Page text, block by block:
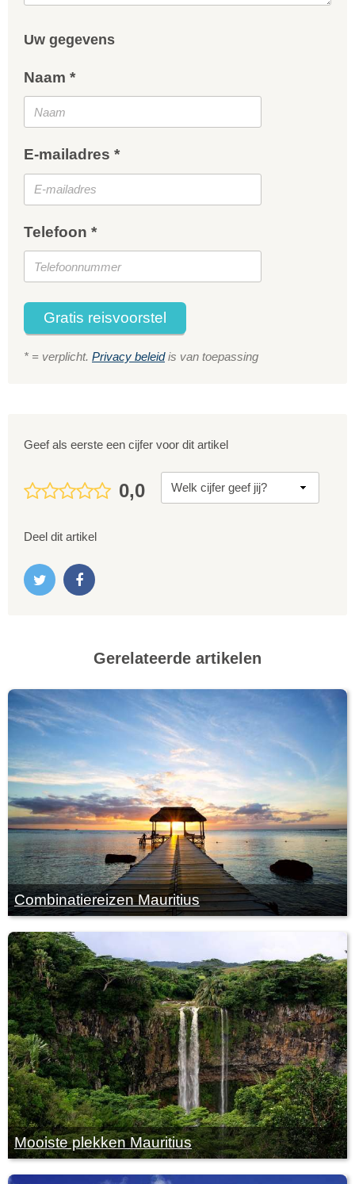
Uw gegevens
Naam *
E-mailadres *
Telefoon *
Gratis reisvoorstel
* = verplicht. Privacy beleidis van toepassing
Geef als eerste een cijfer voor dit artikel
0,0
Deel dit artikel
Gerelateerde artikelen
Combinatiereizen Mauritius
Mooiste plekken Mauritius